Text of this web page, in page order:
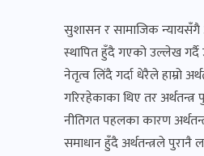
सुशासन र सामाजिक न्यायसँगै
स्थापित हुँदै गएको उल्लेख
नेतृत्व लिंदै गर्दा धेरैले हाम्रो
गरिरहेकाका थिए तर
नीतिगत पहलका कारण
समाधान हुँदै अर्थतन्त्रले पुरानै